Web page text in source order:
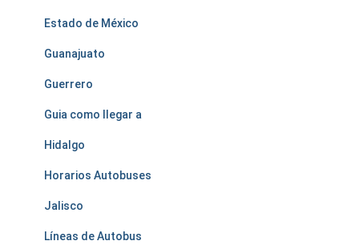
Estado de México
Guanajuato
Guerrero
Guia como llegar a
Hidalgo
Horarios Autobuses
Jalisco
Líneas de Autobus